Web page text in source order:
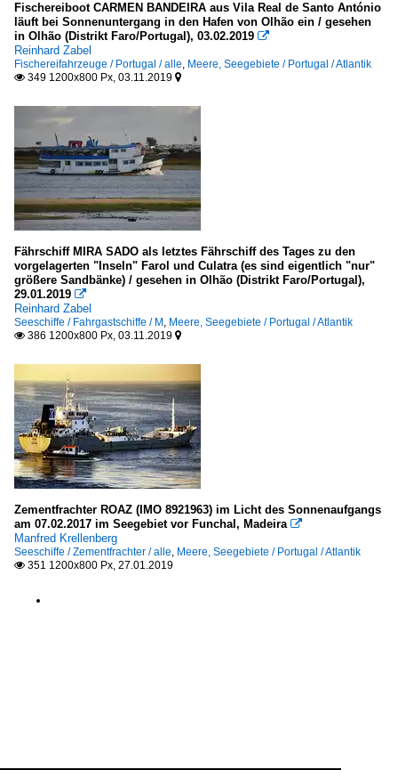
Fischereiboot CARMEN BANDEIRA aus Vila Real de Santo António
läuft bei Sonnenuntergang in den Hafen von Olhão ein / gesehen
in Olhão (Distrikt Faro/Portugal), 03.02.2019 
Reinhard Zabel
Fischereifahrzeuge / Portugal / alle, Meere, Seegebiete / Portugal / Atlantik
 349 1200x800 Px, 03.11.2019 
Fährschiff MIRA SADO als letztes Fährschiff des Tages zu den
vorgelagerten "Inseln" Farol und Culatra (es sind eigentlich "nur"
größere Sandbänke) / gesehen in Olhão (Distrikt Faro/Portugal),
29.01.2019 
Reinhard Zabel
Seeschiffe / Fahrgastschiffe / M , Meere, Seegebiete / Portugal / Atlantik
 386 1200x800 Px, 03.11.2019 
Zementfrachter ROAZ (IMO 8921963) im Licht des Sonnenaufgangs
am 07.02.2017 im Seegebiet vor Funchal, Madeira 
Manfred Krellenberg
Seeschiffe / Zementfrachter / alle, Meere, Seegebiete / Portugal / Atlantik
 351 1200x800 Px, 27.01.2019